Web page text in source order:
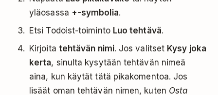
yläosassa +-symbolia.
Etsi Todoist-toiminto Luo tehtävä.
Kirjoita tehtävän nimi. Jos valitset Kysy joka
kerta, sinulta kysytään tehtävän nimeä
aina, kun käytät tätä pikakomentoa. Jos
lisäät oman tehtävän nimen, kuten Osta